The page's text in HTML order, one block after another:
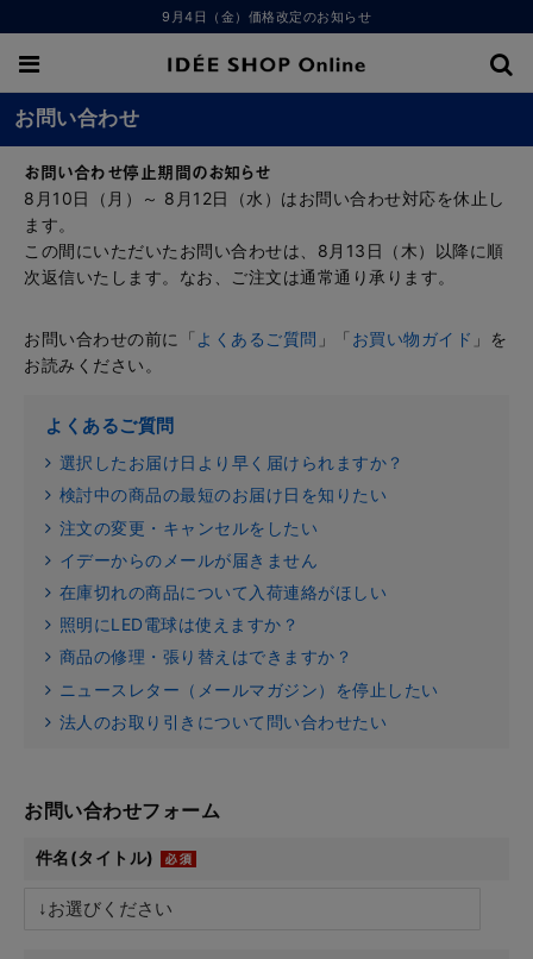
9月4日（金）価格改定のお知らせ
お問い合わせ
お問い合わせ停止期間のお知らせ
8月10日（月）～ 8月12日（水）はお問い合わせ対応を休止し
ます。
この間にいただいたお問い合わせは、8月13日（木）以降に順
次返信いたします。なお、ご注文は通常通り承ります。
お問い合わせの前に「よくあるご質問 」「お買い物ガイド 」を
お読みください。
よくあるご質問
選択したお届け日より早く届けられますか？
検討中の商品の最短のお届け日を知りたい
注文の変更・キャンセルをしたい
イデーからのメールが届きません
在庫切れの商品について入荷連絡がほしい
照明にLED電球は使えますか？
商品の修理・張り替えはできますか？
ニュースレター（メールマガジン）を停止したい
法人のお取り引きについて問い合わせたい
お問い合わせフォーム
件名(タイトル)